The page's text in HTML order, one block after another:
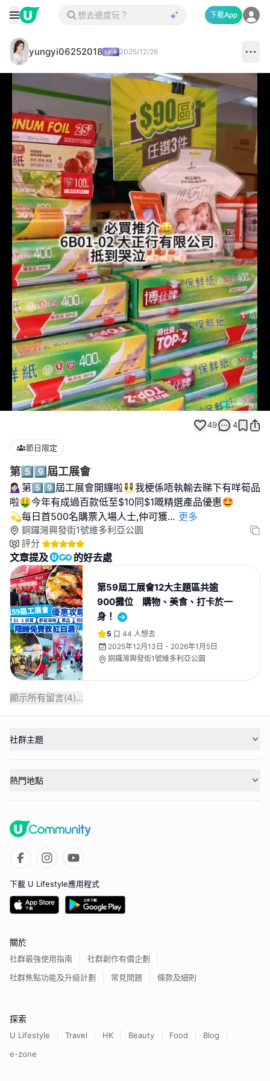
下載App
yungyi06252018 2025/12/26
Loaded:
100.00%
Unmute
49 4
節日限定
第5️⃣9️⃣屆工展會
💁🏻‍♀️第5️⃣9️⃣屆工展會開鑼啦👯‍♀️我梗係唔執輸去睇下有咩筍品
啦🤑今年有成過百款低至$10同$1嘅精選產品優惠🤩
💫每日首500名購票入場人士,仲可獲... 更多
銅鑼灣興發街1號維多利亞公園
評分
文章提及 的好去處
第59屆工展會12大主題區共逾
900攤位 購物、美食、打卡於一
身！
5 44 人想去
2025年12月13日 - 2026年1月5日
銅鑼灣興發街1號維多利亞公園
顯示所有留言(4)...
社群主題
熱門地點
下載 U Lifestyle應用程式
關於
社群最強使用指南
社群創作有價企劃
社群焦點功能及升級計劃
常見問題 條款及細則
探索
U Lifestyle Travel HK Beauty Food
Blog
e-zone